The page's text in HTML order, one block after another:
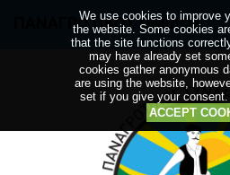
ΠΑΝΑΓΡΟΤΙΚΟΣ ΟΜΙΛΟΣ
We use cookies to improve
the website. Some cookies
that the site functions
may have already set
cookies gather anonymous
are using the website,
set if you give your consent.
ACCEPT